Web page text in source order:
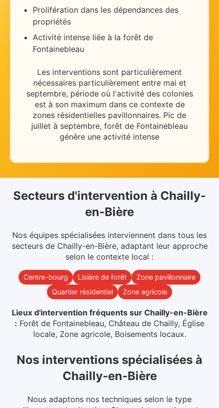
Prolifération dans les dépendances des
propriétés
Activité intense liée à la forêt de
Fontainebleau
Les interventions sont particulièrement
nécessaires particulièrement entre mai et
septembre, période où l'activité des colonies
est à son maximum dans ce contexte de
zones résidentielles pavillonnaires. Pic de
juillet à septembre, forêt de Fontainebleau
génère une activité intense
Secteurs d'intervention à Chailly-
en-Bière
Nos équipes spécialisées interviennent dans tous les
secteurs de Chailly-en-Bière, adaptant leur approche
selon le contexte local :
Centre-bourg Lisière de forêt
Zone pavillonnaire
Quartier résidentiel
Zone agricole
Lieux d'intervention fréquents sur Chailly-en-Bière
: Forêt de Fontainebleau, Château de Chailly, Église
locale, Zone agricole, Boisements locaux.
Nos interventions spécialisées à
Chailly-en-Bière
Nous adaptons nos techniques selon le type